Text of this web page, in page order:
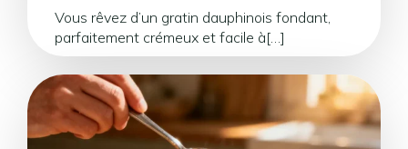
Vous rêvez d’un gratin dauphinois fondant,
parfaitement crémeux et facile à[…]